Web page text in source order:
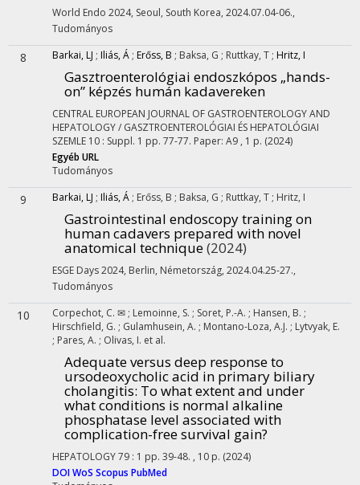
World Endo 2024, Seoul, South Korea, 2024.07.04-06.,
Tudományos
8 Barkai, LJ ; Iliás, Á ; Erőss, B ; Baksa, G ; Ruttkay, T ; Hritz, I
Gasztroenterológiai endoszkópos „hands-
on” képzés humán kadavereken
CENTRAL EUROPEAN JOURNAL OF GASTROENTEROLOGY AND
HEPATOLOGY / GASZTROENTEROLÓGIAI ÉS HEPATOLÓGIAI
SZEMLE 10 : Suppl. 1 pp. 77-77. Paper: A9 , 1 p. (2024)
Egyéb URL
Tudományos
9 Barkai, LJ ; Iliás, Á ; Erőss, B ; Baksa, G ; Ruttkay, T ; Hritz, I
Gastrointestinal endoscopy training on
human cadavers prepared with novel
anatomical technique(2024)
ESGE Days 2024, Berlin, Németország, 2024.04.25-27.,
Tudományos
10 Corpechot, C. ✉ ; Lemoinne, S. ; Soret, P.-A. ; Hansen, B. ;
Hirschfield, G. ; Gulamhusein, A. ; Montano-Loza, A.J. ; Lytvyak, E.
; Pares, A. ; Olivas, I. et al.
Adequate versus deep response to
ursodeoxycholic acid in primary biliary
cholangitis: To what extent and under
what conditions is normal alkaline
phosphatase level associated with
complication-free survival gain?
HEPATOLOGY79 : 1 pp. 39-48. , 10 p. (2024)
DOIWoS Scopus PubMed